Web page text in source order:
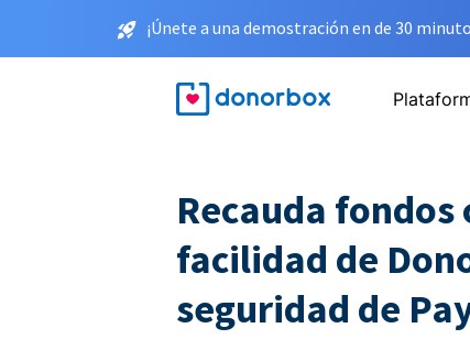
¡Únete a una demostración en de 30
Recauda fondos
facilidad de
seguridad de